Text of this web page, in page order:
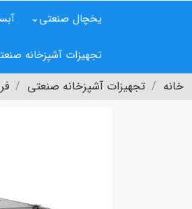
یخچال صنعتی
تجهیزات آشپزخانه
خانه تجهیزات آشپزخانه صنعتی